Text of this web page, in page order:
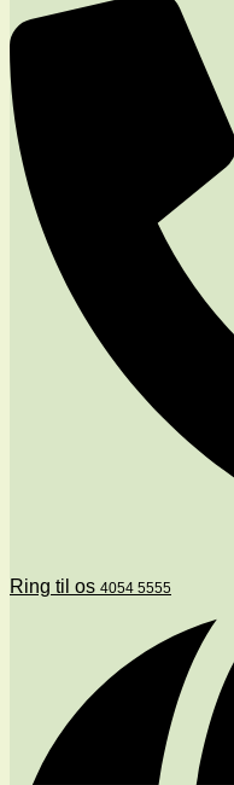
Ring til os 4054 5555